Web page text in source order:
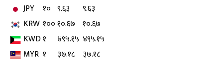
JPY
१० ९.६३
९.६३
KRW १००१०.६७ १०.६७
KWD१ ४९५.१५ ४९५.१५
MYR १ ३७.१८
३७.१८